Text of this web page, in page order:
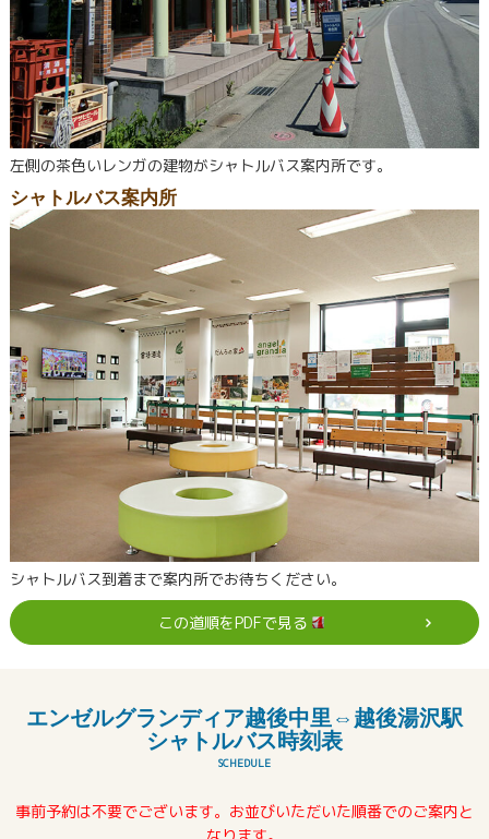
左側の茶色いレンガの建物がシャトルバス案内所です。
シャトルバス案内所
シャトルバス到着まで案内所でお待ちください。
この道順をPDFで見る
エンゼルグランディア越後中里⇔越後湯沢駅
シャトルバス時刻表
SCHEDULE
事前予約は不要でございます。お並びいただいた順番でのご案内と
なります。